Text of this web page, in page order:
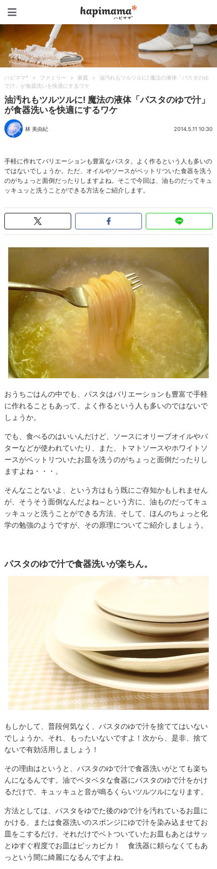
ハピママ* > ファミリー > 家庭 >
油汚れもツルツルに! 魔法の液体「パスタのゆ
で汁」が食器洗いを快適にするワケ
油汚れもツルツルに! 魔法の液体「パスタのゆで汁」
が食器洗いを快適にするワケ
林 美由紀 2014.5.11 10:30
手軽に作れてバリエーションも豊富なパスタ。よく作るという人も多いの
ではないでしょうか。ただ、オイルやソースがベットリついた食器を洗う
のがちょっと面倒だったりしますよね。そこで今回は、油ものだってキュ
ッキュッと洗うことができる方法をご紹介します。
おうちごはんの中でも、パスタはバリエーションも豊富で手軽
に作れることもあって、よく作るという人も多いのではないで
しょうか。
でも、食べるのはいいんだけど、ソースにオリーブオイルやバ
ターなどが使われていたり、また、トマトソースやホワイトソ
ースがベットリついたお皿を洗うのがちょっと面倒だったりし
ますよね・・・。
そんなことないよ、という方はもう既にご存知かもしれません
が、そうそう面倒なんだよね～という方に、油ものだってキュ
ッキュッと洗うことができる方法、そして、ほんのちょっと化
学の勉強のようですが、その原理についてご紹介しましょう。
パスタのゆで汁で食器洗いが楽ちん。
もしかして、普段何気なく、パスタのゆで汁を捨ててはいない
でしょうか。それ、もったいないですよ！次から、是非、捨て
ないで有効活用しましょう！
その理由はというと、パスタのゆで汁で食器洗いがとても楽ち
んになるんです。油でベタベタな食器にパスタのゆで汁をかけ
るだけで、キュッキュと音が鳴るくらいツルツルになります。
方法としては、パスタをゆでた後のゆで汁を汚れているお皿に
かける、または食器洗いのスポンジにゆで汁を染み込ませてお
皿をこするだけ。それだけでベトついていたお皿もあとはサッ
とゆすぐ程度でお皿はピッカピカ！ 食洗器に頼らなくてもあ
っという間に綺麗になるんですよね。